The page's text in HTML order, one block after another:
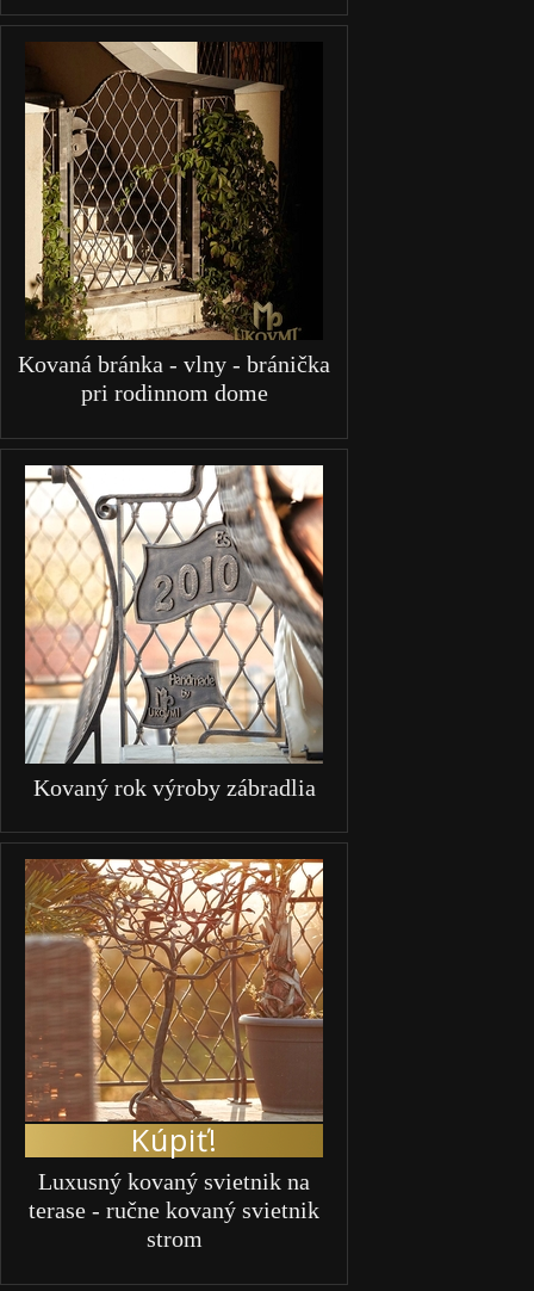
Kovaná bránka - vlny - bránička
pri rodinnom dome
Kovaný rok výroby zábradlia
Kúpiť!
Luxusný kovaný svietnik na
terase - ručne kovaný svietnik
strom